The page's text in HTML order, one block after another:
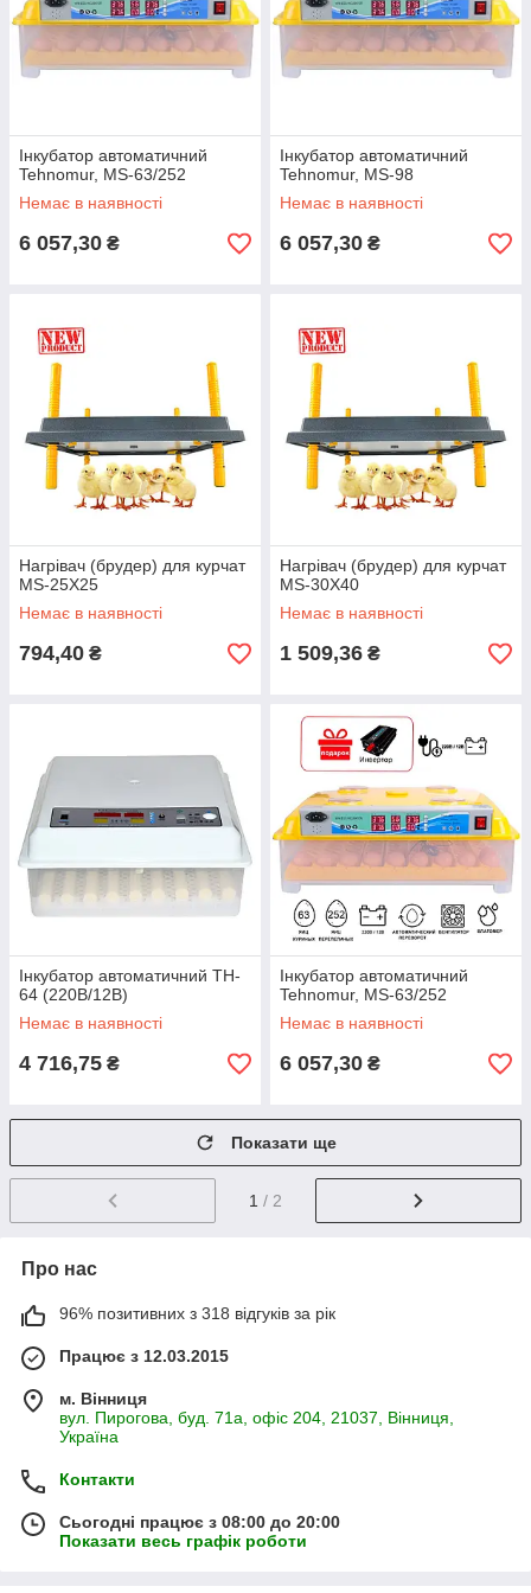
Інкубатор автоматичний
Tehnomur, MS-63/252
Немає в наявності
6 057,30 ₴
Інкубатор автоматичний
Tehnomur, MS-98
Немає в наявності
6 057,30 ₴
Нагрівач (брудер) для курчат
MS-25X25
Немає в наявності
794,40 ₴
Нагрівач (брудер) для курчат
MS-30X40
Немає в наявності
1 509,36 ₴
Інкубатор автоматичний TH-
64 (220В/12В)
Немає в наявності
4 716,75 ₴
Інкубатор автоматичний
Tehnomur, MS-63/252
Немає в наявності
6 057,30 ₴
Показати ще
1 / 2
Про нас
96% позитивних з 318 відгуків за рік
Працює з 12.03.2015
м. Вінниця
вул. Пирогова, буд. 71а, офіс 204, 21037, Вінниця,
Україна
Контакти
Сьогодні працює з 08:00 до 20:00
Показати весь графік роботи